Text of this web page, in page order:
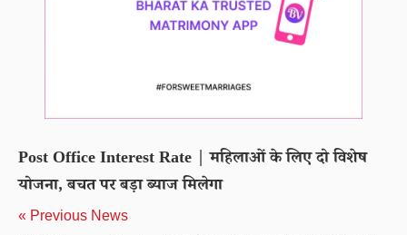
Post Office Interest Rate | महिलाओं के लिए दो विशेष
योजना, बचत पर बड़ा ब्याज मिलेगा
« Previous News